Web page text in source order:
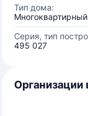
Тип дома:
Серия, тип
495 027
Организации